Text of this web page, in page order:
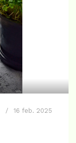
16 feb. 2025